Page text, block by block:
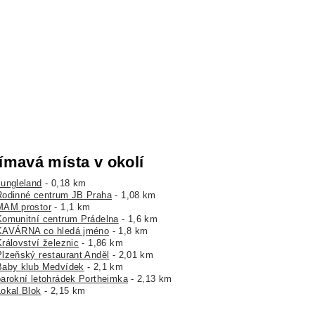
místa v okolí
- 0,18 km
centrum JB Praha- 1,08 km
prostor - 1,1 km
centrum Prádelna- 1,6 km
co hledá jméno - 1,8 km
železnic - 1,86 km
restaurant Anděl - 2,01 km
klub Medvídek - 2,1 km
letohrádek Portheimka- 2,13 km
Blok - 2,15 km